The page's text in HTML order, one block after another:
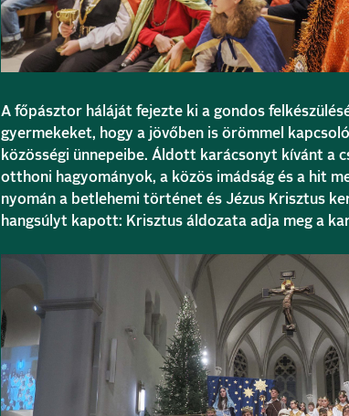
A főpásztor háláját fejezte ki a gondos
gyermekeket, hogy a jövőben is örömmel
közösségi ünnepeibe. Áldott karácsonyt kívánt a
otthoni hagyományok, a közös imádság és a hit
nyomán a betlehemi történet és Jézus Krisztus
hangsúlyt kapott: Krisztus áldozata adja meg a